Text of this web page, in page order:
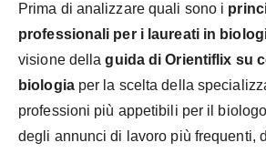
Prima di analizzare quali sono i
professionali per i laureati in
visione dellaguida di Orientiflix su
biologiaper la scelta della
professioni più appetibili per il
degli annunci di lavoro più frequenti,